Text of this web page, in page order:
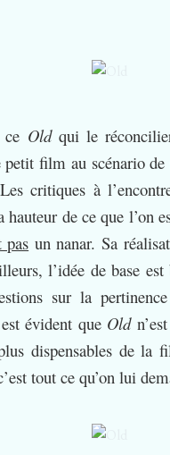
Old qui le
petit film au scénario
critiques à
de ce que l’on
pas un nanar. Sa
l’idée de base
sur la
évident que Old
dispensables de la
tout ce qu’on lui